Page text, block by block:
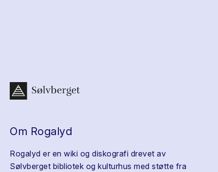
Om Rogalyd
Rogalyd er en wiki og diskografi drevet av
Sølvberget bibliotek og kulturhus med støtte fra